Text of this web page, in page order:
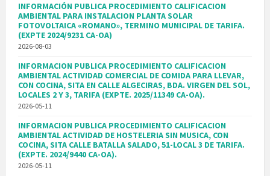
INFORMACIÓN PUBLICA PROCEDIMIENTO CALIFICACION
AMBIENTAL PARA INSTALACION PLANTA SOLAR
FOTOVOLTAICA «ROMANO», TERMINO MUNICIPAL DE TARIFA.
(EXPTE 2024/9231 CA-OA)
2026-08-03
INFORMACION PUBLICA PROCEDIMIENTO CALIFICACION
AMBIENTAL ACTIVIDAD COMERCIAL DE COMIDA PARA LLEVAR,
CON COCINA, SITA EN CALLE ALGECIRAS, BDA. VIRGEN DEL SOL,
LOCALES 2 Y 3, TARIFA (EXPTE. 2025/11349 CA-OA).
2026-05-11
INFORMACION PUBLICA PROCEDIMIENTO CALIFICACION
AMBIENTAL ACTIVIDAD DE HOSTELERIA SIN MUSICA, CON
COCINA, SITA CALLE BATALLA SALADO, 51-LOCAL 3 DE TARIFA.
(EXPTE. 2024/9440 CA-OA).
2026-05-11